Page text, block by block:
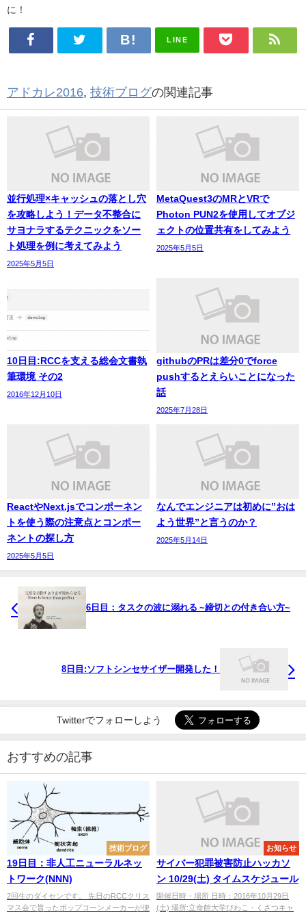
に！
LINE
アドカレ2016, 技術ブログの関連記事
並行処理×キャッシュの落とし穴
を攻略しよう！データ不整合に
サヨナラするテクニックをソー
ト処理を例に考えてみよう
2025年5月5日
MetaQuest3のMRとVRで
Photon PUN2を使用してオブジ
ェクトの位置共有をしてみよう
2025年5月5日
10日目:RCCを支える総会文書執
筆環境 その2
2016年12月10日
githubのPRは差分0でforce
pushするとえらいことになった
話
2025年7月28日
ReactやNext.jsでコンポーネン
トを使う際の注意点とコンポー
ネントの探し方
2025年5月5日
なんでエンジニアは初めに”おは
よう世界”と言うのか？
2025年5月14日
6日目：タスクの波に溺れる ~締切との付き合い方~
8日目:ソフトシンセサイザー開発した！
Twitterでフォローしよう
おすすめの記事
技術ブログ
19日目：非人工ニューラルネッ
トワーク(NNN)
2回生のダイセンです。 先日のRCCクリス
マス会で貰ったポップコーンメーカーが便
お知らせ
サイバー犯罪被害防止ハッカソ
ン 10/29(土) タイムスケジュール
開催日時・場所 日時：2016年10月29日
(土) 場所:立命館大学びわこ・くさつキャ